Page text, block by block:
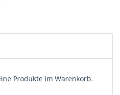
Produkte im Warenkorb.